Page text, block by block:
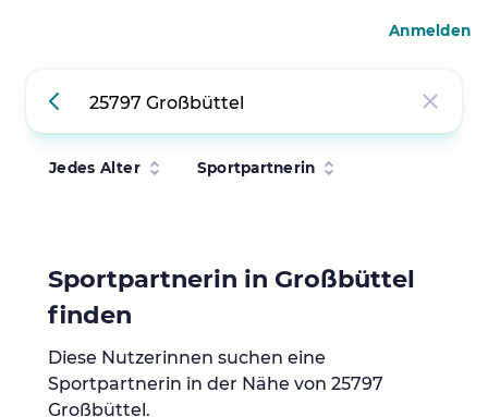
Jedes Alter Sportpartnerin
Sportpartnerin in Großbüttel
finden
Diese Nutzerinnen suchen eine
Sportpartnerin in der Nähe von 25797
Großbüttel.
Anmelden